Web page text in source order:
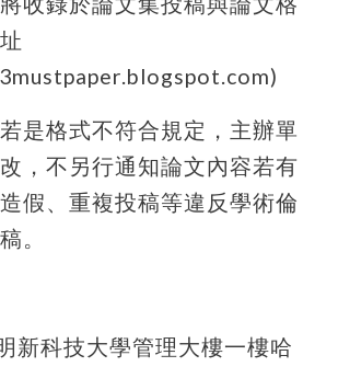
是格式不符合規定，主辦單
，不另行通知論文內容若有
假、重複投稿等違反學術倫
。
新科技大學管理大樓一樓哈